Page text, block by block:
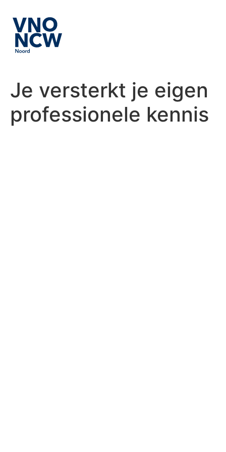
Je versterkt je eigen
professionele kennis